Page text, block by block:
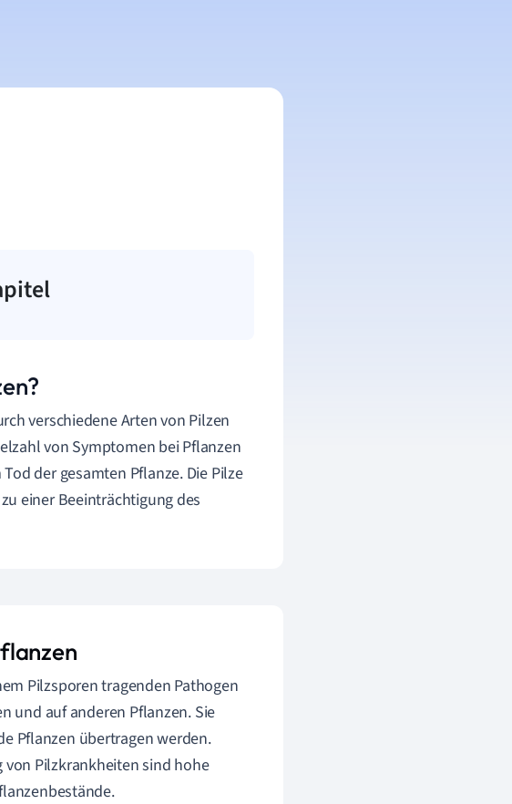
verschiedene Arten von Pilzen
von Symptomen bei Pflanzen
der gesamten Pflanze. Die Pilze
einer Beeinträchtigung des
Pilzsporen tragenden Pathogen
und auf anderen Pflanzen. Sie
Pflanzen übertragen werden.
Pilzkrankheiten sind hohe